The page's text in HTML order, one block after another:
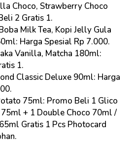
Choco, Strawberry Choco
2 Gratis 1.
Milk Tea, Kopi Jelly Gula
Harga Spesial Rp 7.000.
Vanilla, Matcha 180ml:
1.
Classic Deluxe 90ml: Harga
75ml: Promo Beli 1 Glico
+ 1 Double Choco 70ml /
Gratis 1 Pcs Photocard